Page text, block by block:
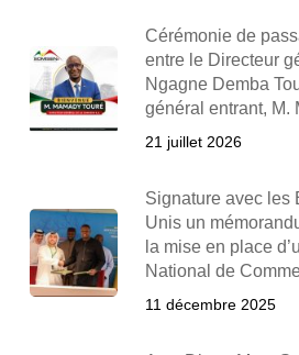
Cérémonie de
entre le Directeur
Ngagne Demba
général entrant, M.
21 juillet 2026
Signature avec les
Unis un
la mise en place
National de
11 décembre 2025